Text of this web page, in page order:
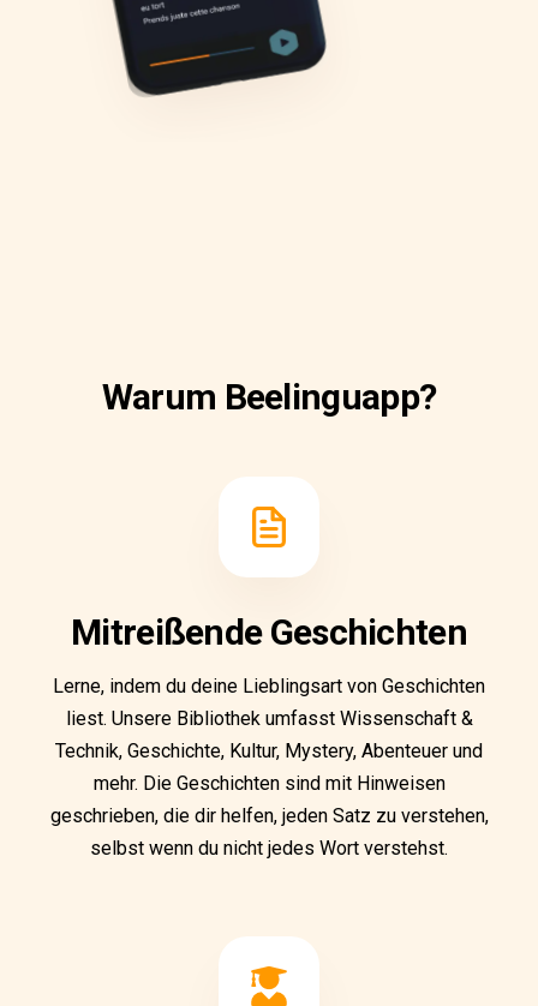
Warum Beelinguapp?
Mitreißende Geschichten
Lerne, indem du deine Lieblingsart von Geschichten
liest. Unsere Bibliothek umfasst Wissenschaft &
Technik, Geschichte, Kultur, Mystery, Abenteuer und
mehr. Die Geschichten sind mit Hinweisen
geschrieben, die dir helfen, jeden Satz zu verstehen,
selbst wenn du nicht jedes Wort verstehst.